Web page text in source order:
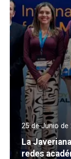
25 de Junio de
La
redes